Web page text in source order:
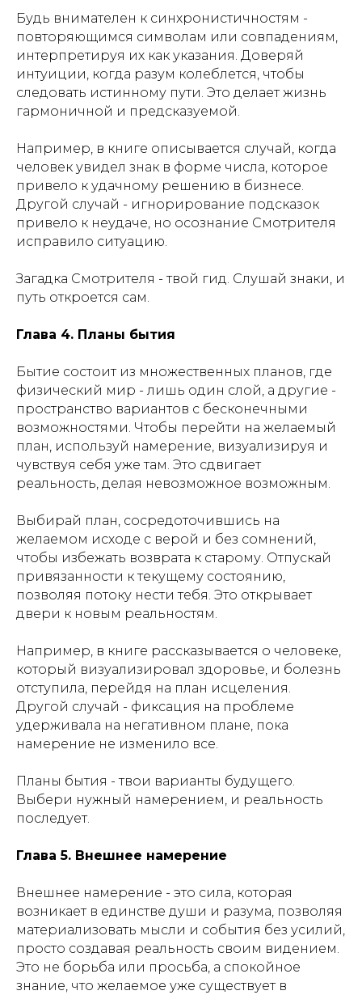
Будь внимателен к синхронистичностям -
повторяющимся символам или совпадениям,
интерпретируя их как указания. Доверяй
интуиции, когда разум колеблется, чтобы
следовать истинному пути. Это делает жизнь
гармоничной и предсказуемой.
Например, в книге описывается случай, когда
человек увидел знак в форме числа, которое
привело к удачному решению в бизнесе.
Другой случай - игнорирование подсказок
привело к неудаче, но осознание Смотрителя
исправило ситуацию.
Загадка Смотрителя - твой гид. Слушай знаки, и
путь откроется сам.
Глава 4. Планы бытия
Бытие состоит из множественных планов, где
физический мир - лишь один слой, а другие -
пространство вариантов с бесконечными
возможностями. Чтобы перейти на желаемый
план, используй намерение, визуализируя и
чувствуя себя уже там. Это сдвигает
реальность, делая невозможное возможным.
Выбирай план, сосредоточившись на
желаемом исходе с верой и без сомнений,
чтобы избежать возврата к старому. Отпускай
привязанности к текущему состоянию,
позволяя потоку нести тебя. Это открывает
двери к новым реальностям.
Например, в книге рассказывается о человеке,
который визуализировал здоровье, и болезнь
отступила, перейдя на план исцеления.
Другой случай - фиксация на проблеме
удерживала на негативном плане, пока
намерение не изменило все.
Планы бытия - твои варианты будущего.
Выбери нужный намерением, и реальность
последует.
Глава 5. Внешнее намерение
Внешнее намерение - это сила, которая
возникает в единстве души и разума, позволяя
материализовать мысли и события без усилий,
просто создавая реальность своим видением.
Это не борьба или просьба, а спокойное
знание, что желаемое уже существует в